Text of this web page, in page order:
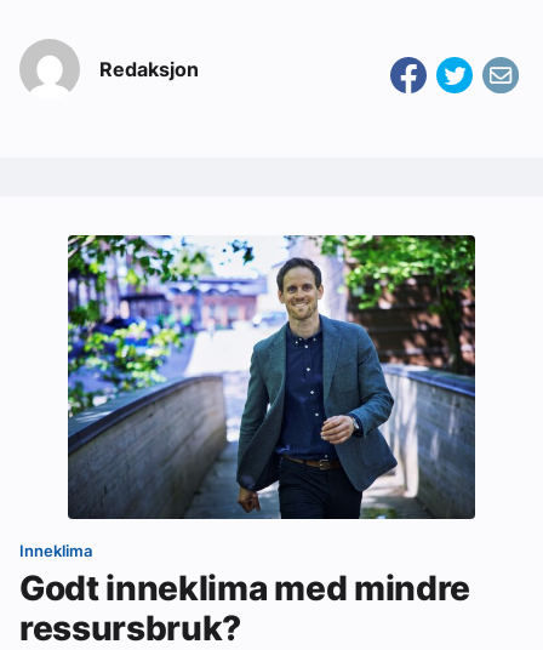
Redaksjon
Inneklima
Godt inneklima med mindre
ressursbruk?